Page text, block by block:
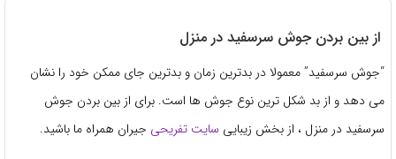
از بین بردن جوش سرسفید در منزل
“جوش سرسفید” معمولا در بدترین زمان و بدترین جای ممکن خود را نشان
می دهد و از بد شکل ترین نوع جوش ها است. برای از بین بردن جوش
سرسفید در منزل ، از بخش زیبایی سایت تفریحی جیران همراه ما باشید.